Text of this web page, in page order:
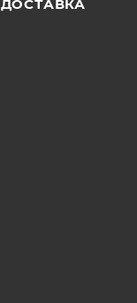
ДОСТАВКА